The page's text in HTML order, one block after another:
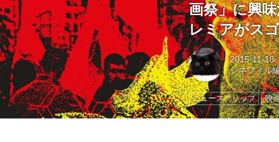
画祭」に興
レミアがス
2015-11-18
シネフィル
ニュースクリップ 映